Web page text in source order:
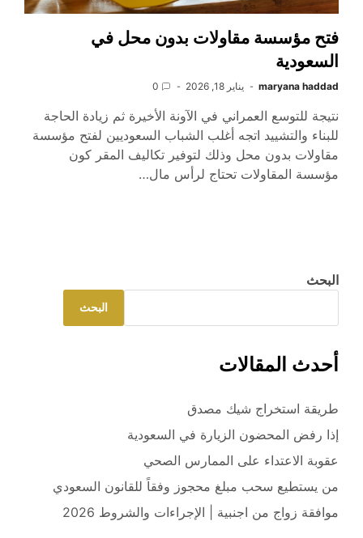
فتح مؤسسة مقاولات بدون محل في
السعودية
maryana haddad يناير 18, 2026 0
نتيجة للتوسع العمراني في الآونة الأخيرة ثم زيادة الحاجة
للبناء والتشييد اتجه أغلب الشباب السعوديين لفتح مؤسسة
مقاولات بدون محل وذلك لتوفير تكاليف المقر كون
مؤسسة المقاولات تحتاج لرأس مال…
البحث
البحث
أحدث المقالات
طريقة استخراج شيك مصدق
إذا رفض المحضون الزيارة في السعودية
عقوبة الاعتداء على الممارس الصحي
من يستطيع سحب مبلغ محجوز وفقاً للقانون السعودي
موافقة زواج من اجنبية | الإجراءات والشروط 2026